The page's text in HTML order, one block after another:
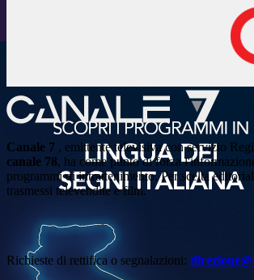
Canale 7 , emittente televisiva con servizio
canale 78, ha come punto di forza
programmi di intrattenimento. Per scelta
trasmessi televendite e film.
Richieste di rettifica o segnalazioni: